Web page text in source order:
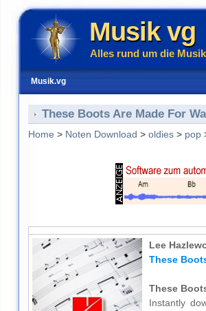
Musik vg
Alles rund um die Musik
Musik.vg
These Boots Are Made For
Home > Noten Download > oldies> pop
Lee
These
These
Instantly